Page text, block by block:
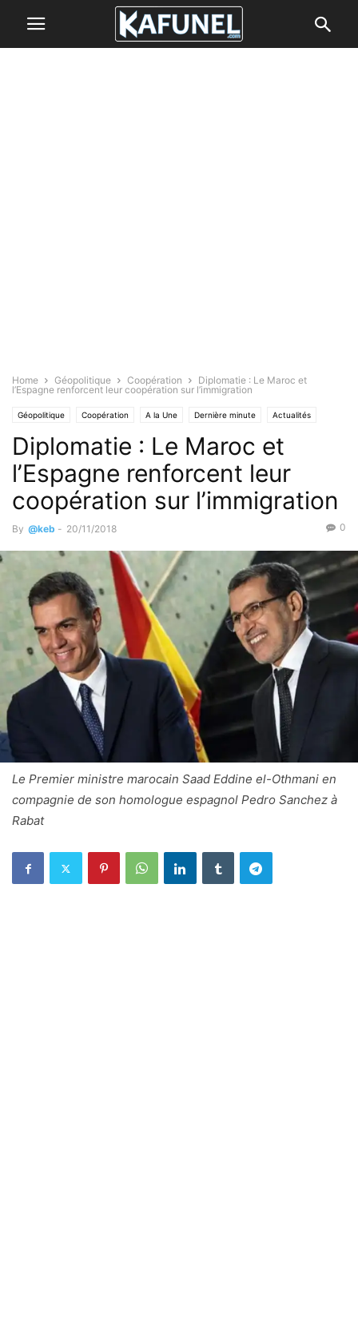
Home Géopolitique Coopération
Diplomatie : Le Maroc et
l’Espagne renforcent leur coopération sur l’immigration
Géopolitique Coopération A la Une Dernière minute Actualités
International
Diplomatie : Le Maroc et
l’Espagne renforcent leur
coopération sur l’immigration
By @keb - 20/11/2018 0
Le Premier ministre marocain Saad Eddine el-Othmani en
compagnie de son homologue espagnol Pedro Sanchez à
Rabat